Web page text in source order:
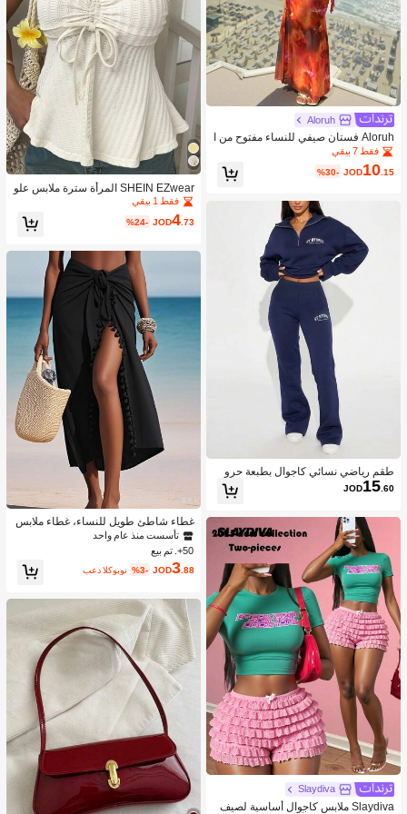
Aloruh
Aloruh فستان صيفي للنساء مفتوح من ا
لظهر وملتف عند الرقبة
فقط 7 بيقي
JOD10.15
%30-
طقم رياضي نسائي كاجوال بطبعة حرو
ف، هودي قصير بسحاب نصفي وبنطلون
JOD15.60
Slaydiva
Slaydiva ملابس كاجوال أساسية لصيف
SHEIN EZwear المرأة سترة ملابس علو
ية منسوجة عادية بسيطة للصيف
فقط 1 بيقي
JOD4.73
%24-
غطاء شاطئ طويل للنساء، غطاء ملابس
سباحة، فستان بيكيني مزين بالشراريب،
بوهيمي أنيق
تأسست منذ عام واحد
50+. تم بيع
JOD3.88
%3- بعد الكوبون